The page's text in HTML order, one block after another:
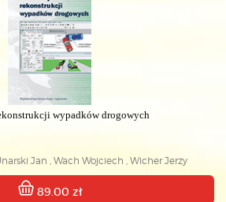
wypadków drogowych
Jan , Wach Wojciech , Wicher Jerzy
89.00 zł